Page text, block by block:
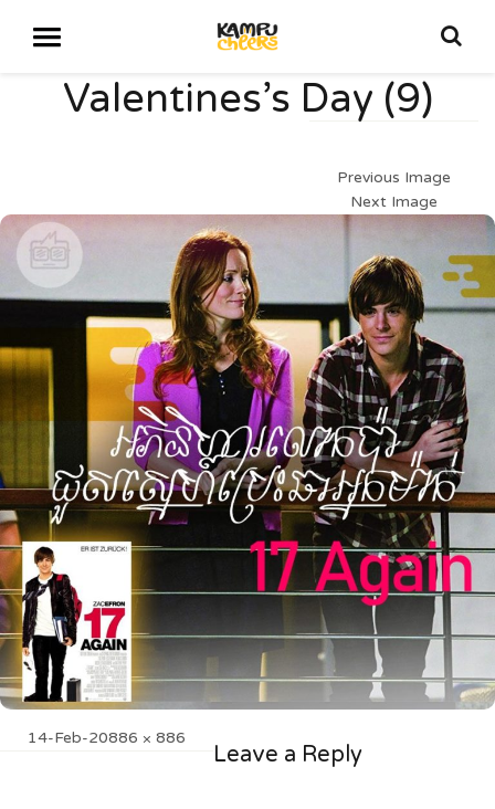
Valentines’s Day (9)
Previous Image
Next Image
Posted
14-Feb-20Full
886 × 886
Leave a Reply